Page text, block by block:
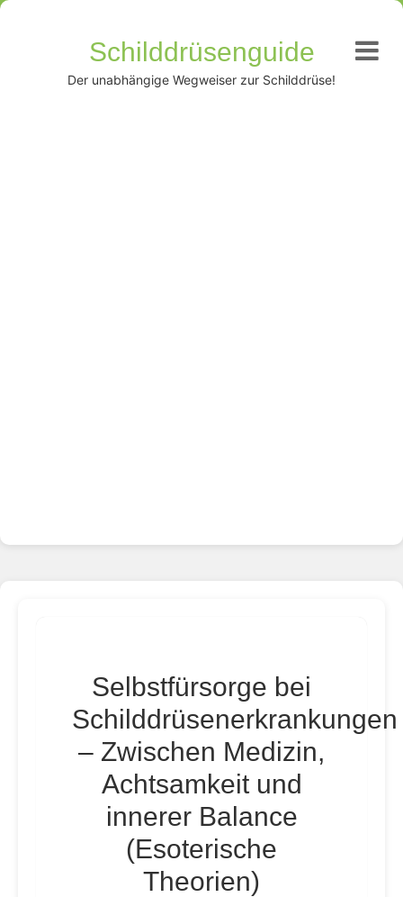
Schilddrüsenguide
Der unabhängige Wegweiser zur Schilddrüse!
Selbstfürsorge bei
Schilddrüsenerkrankungen
– Zwischen Medizin,
Achtsamkeit und
innerer Balance
(Esoterische
Theorien)